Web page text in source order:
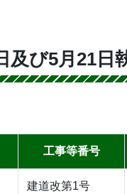
及び5月21日
工事等番号
建道改第1号